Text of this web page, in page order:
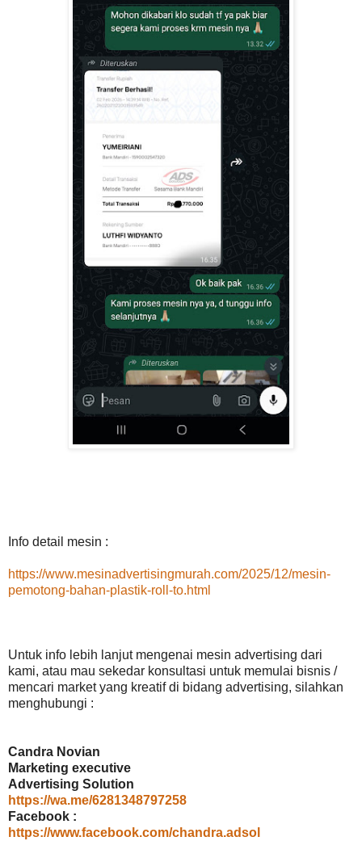
Info detail mesin :
https://www.mesinadvertisingmurah.com/2025/12/mesin-
pemotong-bahan-plastik-roll-to.html
Untuk info lebih lanjut mengenai mesin advertising dari
kami, atau mau sekedar konsultasi untuk memulai bisnis /
mencari market yang kreatif di bidang advertising, silahkan
menghubungi :
Candra Novian
Marketing executive
Advertising Solution
https://wa.me/6281348797258
Facebook :
https://www.facebook.com/chandra.adsol